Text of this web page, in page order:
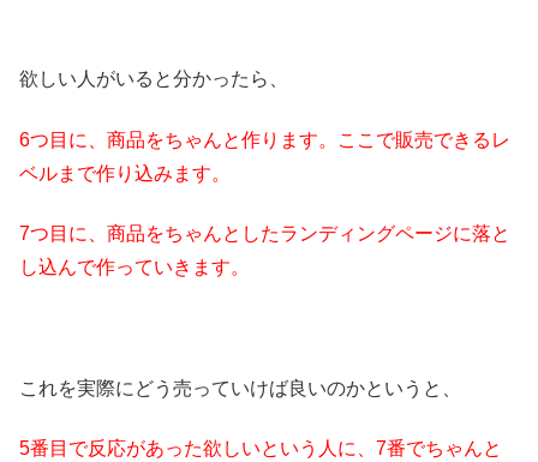
欲しい人がいると分かったら、
6つ目に、商品をちゃんと作ります。ここで販売できるレ
ベルまで作り込みます。
7つ目に、商品をちゃんとしたランディングページに落と
し込んで作っていきます。
これを実際にどう売っていけば良いのかというと、
5番目で反応があった欲しいという人に、7番でちゃんと